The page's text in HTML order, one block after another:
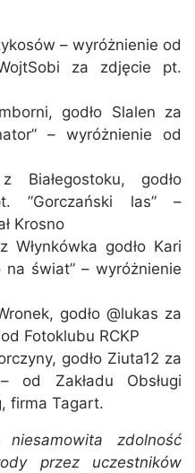
– wyróżnienie od
za zdjęcie pt.
godło Slalen za
– wyróżnienie od
godło
”Gorczański las” –
Krosno
Włynkówka godło Kari
świat” – wyróżnienie
godło @lukas za
Fotoklubu RCKP
godło Ziuta12 za
od Zakładu Obsługi
firma Tagart.
zdolność
przez uczestników